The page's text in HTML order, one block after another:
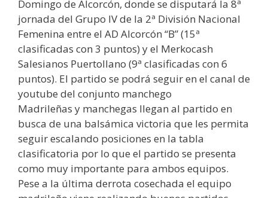
Domingo de Alcorcón, donde se disputará la 8ª
jornada del Grupo IV de la 2ª División Nacional
Femenina entre el AD Alcorcón “B” (15ª
clasificadas con 3 puntos) y el Merkocash
Salesianos Puertollano (9ª clasificadas con 6
puntos). El partido se podrá seguir en el canal de
youtube del conjunto manchego
Madrileñas y manchegas llegan al partido en
busca de una balsámica victoria que les permita
seguir escalando posiciones en la tabla
clasificatoria por lo que el partido se presenta
como muy importante para ambos equipos.
Pese a la última derrota cosechada el equipo